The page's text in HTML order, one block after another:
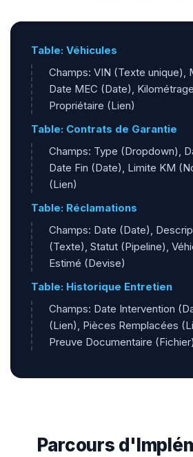
Table: Véhicules
Champs: VIN (Texte unique),
Date MEC (Date),
Propriétaire (Lien)
Table: Contrats de Garantie
Champs: Type (Dropdown),
Date Fin (Date), Limite KM
(Lien)
Table: Réclamations
Champs: Date (Date),
(Texte), Statut (Pipeline),
Estimé (Devise)
Table: Historique Entretien
Champs: Date Intervention
(Lien), Pièces Remplacées
Preuve Documentaire (Fichier)
Parcours